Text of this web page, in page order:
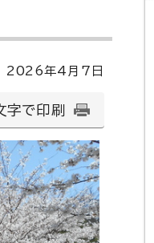
2026年4月7日
字で印刷